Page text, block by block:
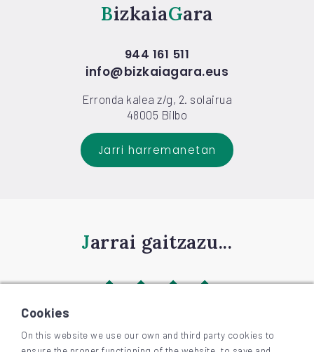
Bizkaia Gara
944 161 511
info@bizkaiagara.eus
Erronda kalea z/g, 2. solairua
48005 Bilbo
Jarri harremanetan
Jarrai gaitzazu...
Cookies
On this website we use our own and third party cookies to